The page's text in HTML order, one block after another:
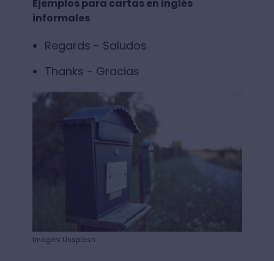
Ejemplos para cartas en inglés
informales
Regards - Saludos
Thanks - Gracias
Imagen: Unsplash